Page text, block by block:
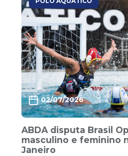
02/07/2026
ABDA disputa Brasil
masculino e feminino
Janeiro